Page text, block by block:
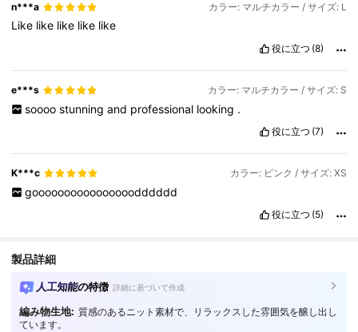
n***a カラー: マルチカラー / サイズ: L
Like like like like like
役に立つ (8)
e***s カラー: マルチカラー / サイズ: S
soooo stunning and professional looking .
役に立つ (7)
K***c カラー: ピンク / サイズ: XS
goooooooooooooooodddddd
役に立つ (5)
製品詳細
人工知能の特徴 詳細に基づいて作成
編み物生地: 質感のあるニット素材で、リラックスした雰囲気を醸し出し
ています。